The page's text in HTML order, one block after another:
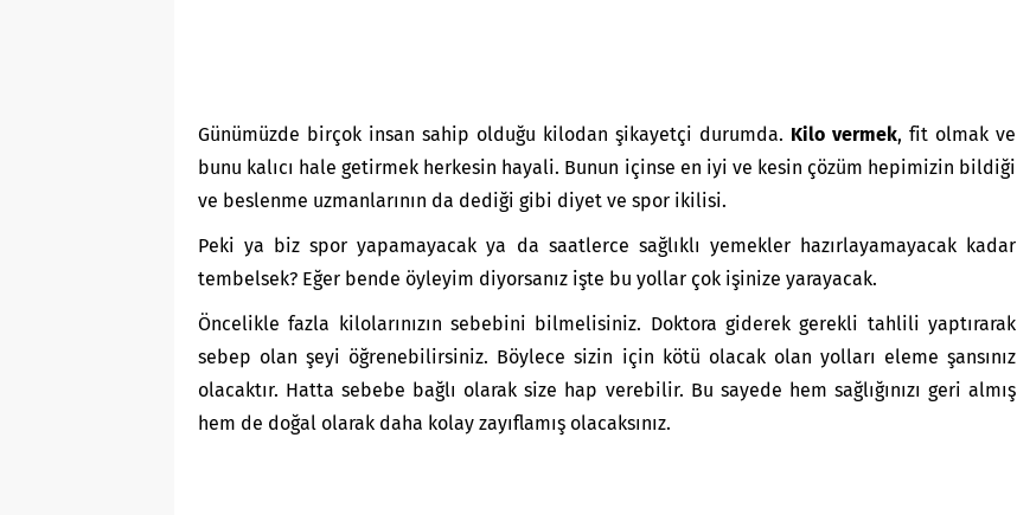
Günümüzde birçok insan sahip olduğu kilodan şikayetçi durumda. Kilo vermek, fit olmak ve
bunu kalıcı hale getirmek herkesin hayali. Bunun içinse en iyi ve kesin çözüm hepimizin bildiği
ve beslenme uzmanlarının da dediği gibi diyet ve spor ikilisi.
Peki ya biz spor yapamayacak ya da saatlerce sağlıklı yemekler hazırlayamayacak kadar
tembelsek? Eğer bende öyleyim diyorsanız işte bu yollar çok işinize yarayacak.
Öncelikle fazla kilolarınızın sebebini bilmelisiniz. Doktora giderek gerekli tahlili yaptırarak
sebep olan şeyi öğrenebilirsiniz. Böylece sizin için kötü olacak olan yolları eleme şansınız
olacaktır. Hatta sebebe bağlı olarak size hap verebilir. Bu sayede hem sağlığınızı geri almış
hem de doğal olarak daha kolay zayıflamış olacaksınız.